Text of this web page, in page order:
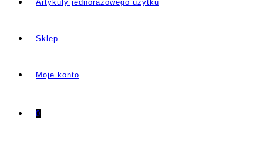
Artykuły jednorazowego użytku
Sklep
Moje konto
0